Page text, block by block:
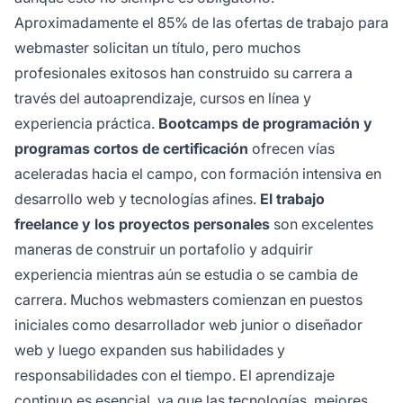
Aproximadamente el 85% de las ofertas de trabajo para
webmaster solicitan un título, pero muchos
profesionales exitosos han construido su carrera a
través del autoaprendizaje, cursos en línea y
experiencia práctica. Bootcamps de programación y
programas cortos de certificación ofrecen vías
aceleradas hacia el campo, con formación intensiva en
desarrollo web y tecnologías afines. El trabajo
freelance y los proyectos personales son excelentes
maneras de construir un portafolio y adquirir
experiencia mientras aún se estudia o se cambia de
carrera. Muchos webmasters comienzan en puestos
iniciales como desarrollador web junior o diseñador
web y luego expanden sus habilidades y
responsabilidades con el tiempo. El aprendizaje